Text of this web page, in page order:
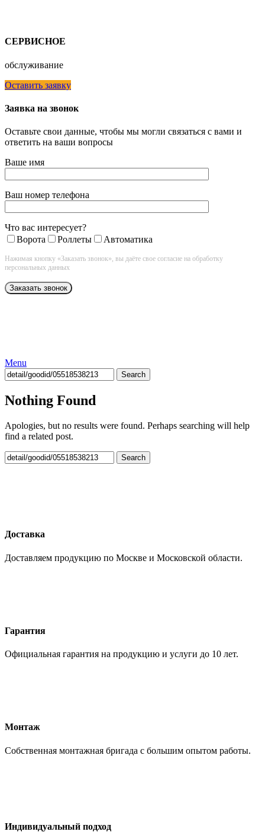
СЕРВИСНОЕ
обслуживание
Оставить заявку
Заявка на звонок
Оставьте свои данные, чтобы мы могли связаться с вами и
ответить на ваши вопросы
Ваше имя
Ваш номер телефона
Что вас интересует?
Ворота
Роллеты Автоматика
Нажимая кнопку «Заказать звонок», вы даёте свое согласие на обработку
персональных данных
Menu
Search
Nothing Found
Apologies, but no results were found. Perhaps searching will help
find a related post.
Search
Доставка
Доставляем продукцию по Москве и Московской области.
Гарантия
Официальная гарантия на продукцию и услуги до 10 лет.
Монтаж
Собственная монтажная бригада с большим опытом работы.
Индивидуальный подход